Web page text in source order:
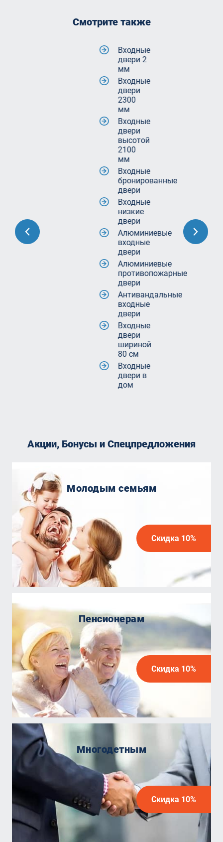
Смотрите также
Входные
двери 2
Входные
двери
2300
Входные
двери
высотой
2100
Входные
бронированные
двери
Входные
низкие
двери
Алюминиевые
входные
двери
Алюминиевые
противопожарные
двери
Антивандальные
входные
двери
Входные
двери
шириной
80 см
Входные
двери в
дом
Акции, Бонусы и Спецпредложения
Молодым семьям
Скидка 10%
Пенсионерам
Скидка 10%
Многодетным
Скидка 10%